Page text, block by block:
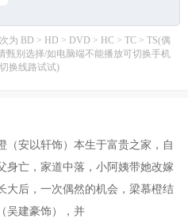
为 BD > HD > DVD > HC > TC > TS(偶
甄别选择/如电脑端不能播放可切换手机
换线路试试)
（安以轩饰）本生于富贵之家，自
身亡，家道中落，小阿姨带她改嫁
大后，一次偶然的机会，梁慕橙结
吴建豪饰），并